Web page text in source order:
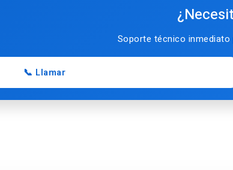
Soporte técnico
📞 Llamar